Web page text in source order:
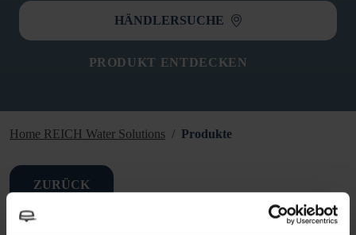
HÄNDLERSUCHE
PRODUKT ENTDECKEN
Home REICH Water Solutions Produkte
ZURÜCK